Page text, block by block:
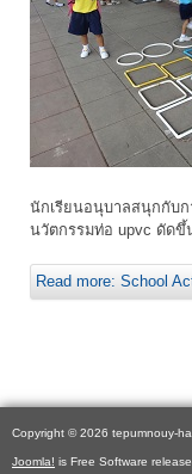
นักเรียนอนุบาลสนุกกับก
นวัตกรรมท่อ upvc ดัดขึ้
Read more: School
Copyright © 2026 tepumnouy-
Joomla! is Free Software